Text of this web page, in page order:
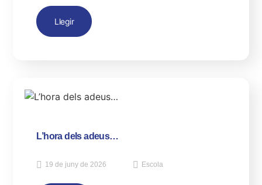
Llegir
L’hora dels adeus…
19 de juny de 2026 Escola